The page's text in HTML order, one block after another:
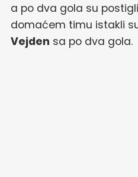
a po dva gola su postigli
domaćem timu istakli
Vejden sa po dva gola.